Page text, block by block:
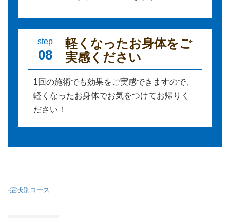
step
08
軽くなったお身体をご
実感ください
1回の施術でも効果をご実感できますので、
軽くなったお身体でお気をつけてお帰りく
ださい！
-症状別コース